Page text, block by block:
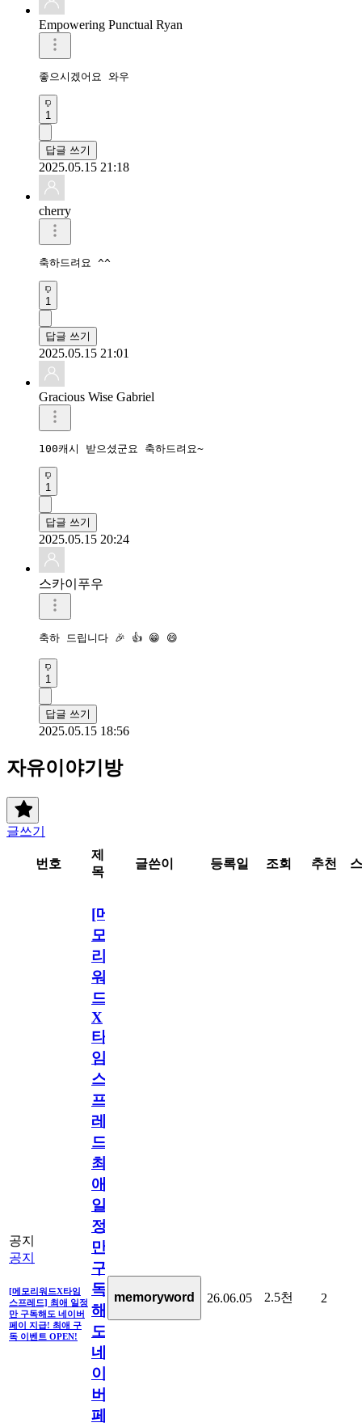
Empowering Punctual Ryan
좋으시겠어요 와우
1
답글 쓰기
2025.05.15 21:18
cherry
축하드려요 ^^
1
답글 쓰기
2025.05.15 21:01
Gracious Wise Gabriel
100캐시 받으셨군요 축하드려요~
1
답글 쓰기
2025.05.15 20:24
스카이푸우
축하 드립니다 🎉 👍 😁 😄
1
답글 쓰기
2025.05.15 18:56
자유이야기방
글쓰기
번호
제
목
글쓴이 등록일 조회 추천
공지
공지
[메모리워드X타임
스프레드] 최애 일정
만 구독해도 네이버
페이 지급! 최애 구
독 이벤트 OPEN!
[메
모
리
워
드
X
타
임
스
프
레
드]
최
애
일
정
만
구
독
해
도
네
이
버
페
memoryword 26.06.05 2.5천 2